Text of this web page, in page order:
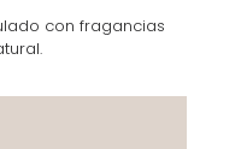
con fragancias